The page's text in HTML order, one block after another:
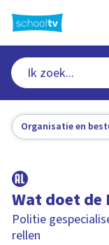
naar
hoofdinhoud
Organisatie en
Wat doet de
Politie
rellen